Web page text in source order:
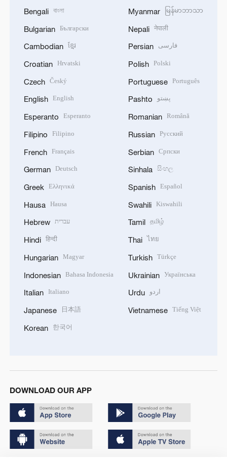
Bengali বাংলা
Bulgarian Български
Cambodian ខ្មែរ
Croatian Hrvatski
Czech Český
English English
Esperanto Esperanto
Filipino Filipino
French Français
German Deutsch
Greek Ελληνικά
Hausa Hausa
Hebrew עברית
Hindi हिन्दी
Hungarian Magyar
Indonesian Bahasa Indonesia
Italian Italiano
Japanese 日本語
Korean 한국어
Myanmar မြန်မာဘာသာ
Nepali नेपाली
Persian فارسی
Polish Polski
Portuguese Português
Pashto پښتو
Romanian Română
Russian Русский
Serbian Српски
Sinhala සිංහල
Spanish Español
Swahili Kiswahili
Tamil தமிழ்
Thai ไทย
Turkish Türkçe
Ukrainian Українська
Urdu اردو
Vietnamese Tiếng Việt
DOWNLOAD OUR APP